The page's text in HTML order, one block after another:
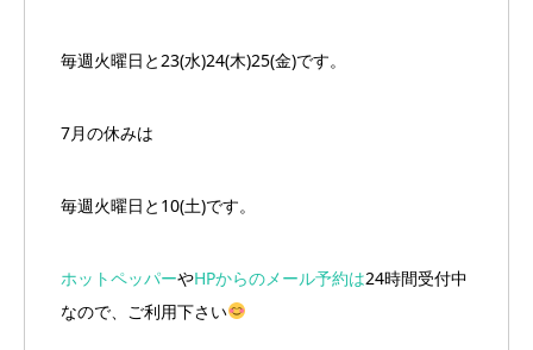
毎週火曜日と23(水)24(木)25(金)です。
7月の休みは
毎週火曜日と10(土)です。
ホットペッパーやHPからのメール予約は24時間受付中
なので、ご利用下さい